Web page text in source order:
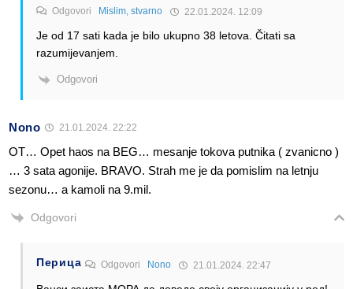
Odgovori Mislim, stvarno 22.01.2024. 12:09
Je od 17 sati kada je bilo ukupno 38 letova. Čitati sa
razumijevanjem.
Odgovori
Nono 21.01.2024. 22:22
OT… Opet haos na BEG… mesanje tokova putnika ( zvanicno )
… 3 sata agonije. BRAVO. Strah me je da pomislim na letnju
sezonu… a kamoli na 9.mil.
Odgovori
Перица Odgovori Nono 21.01.2024. 22:47